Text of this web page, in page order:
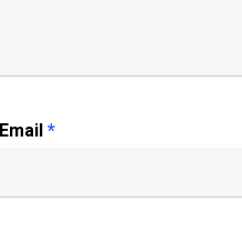
Email*